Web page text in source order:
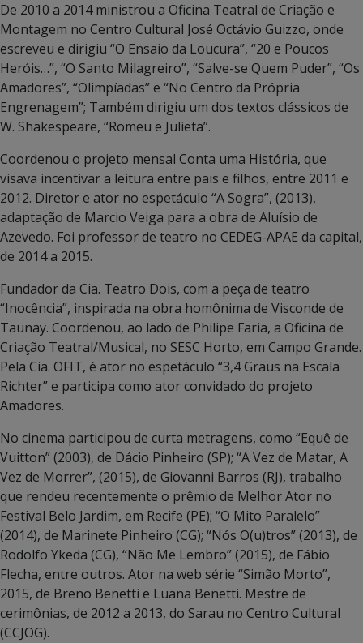
De 2010 a 2014 ministrou a Oficina Teatral de Criação e
Montagem no Centro Cultural José Octávio Guizzo, onde
escreveu e dirigiu “O Ensaio da Loucura”, “20 e Poucos
Heróis…”, “O Santo Milagreiro”, “Salve-se Quem Puder”, “Os
Amadores”, “Olimpíadas” e “No Centro da Própria
Engrenagem”; Também dirigiu um dos textos clássicos de
W. Shakespeare, “Romeu e Julieta”.
Coordenou o projeto mensal Conta uma História, que
visava incentivar a leitura entre pais e filhos, entre 2011 e
2012. Diretor e ator no espetáculo “A Sogra”, (2013),
adaptação de Marcio Veiga para a obra de Aluísio de
Azevedo. Foi professor de teatro no CEDEG-APAE da capital,
de 2014 a 2015.
Fundador da Cia. Teatro Dois, com a peça de teatro
“Inocência”, inspirada na obra homônima de Visconde de
Taunay. Coordenou, ao lado de Philipe Faria, a Oficina de
Criação Teatral/Musical, no SESC Horto, em Campo Grande.
Pela Cia. OFIT, é ator no espetáculo “3,4 Graus na Escala
Richter” e participa como ator convidado do projeto
Amadores.
No cinema participou de curta metragens, como “Equê de
Vuitton” (2003), de Dácio Pinheiro (SP); “A Vez de Matar, A
Vez de Morrer”, (2015), de Giovanni Barros (RJ), trabalho
que rendeu recentemente o prêmio de Melhor Ator no
Festival Belo Jardim, em Recife (PE); “O Mito Paralelo”
(2014), de Marinete Pinheiro (CG); “Nós O(u)tros” (2013), de
Rodolfo Ykeda (CG), “Não Me Lembro” (2015), de Fábio
Flecha, entre outros. Ator na web série “Simão Morto”,
2015, de Breno Benetti e Luana Benetti. Mestre de
cerimônias, de 2012 a 2013, do Sarau no Centro Cultural
(CCJOG).